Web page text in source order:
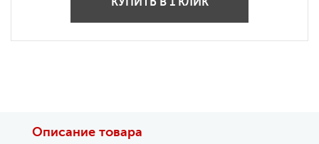
Описание товара